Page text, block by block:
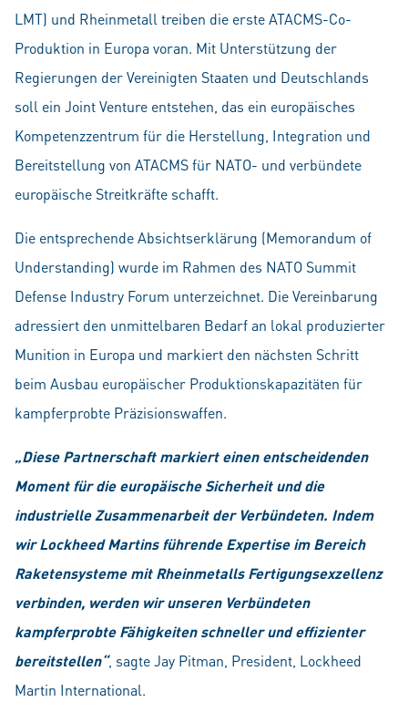
LMT) und Rheinmetall treiben die erste ATACMS-Co-
Produktion in Europa voran. Mit Unterstützung der
Regierungen der Vereinigten Staaten und Deutschlands
soll ein Joint Venture entstehen, das ein europäisches
Kompetenzzentrum für die Herstellung, Integration und
Bereitstellung von ATACMS für NATO- und verbündete
europäische Streitkräfte schafft.
Die entsprechende Absichtserklärung (Memorandum of
Understanding) wurde im Rahmen des NATO Summit
Defense Industry Forum unterzeichnet. Die Vereinbarung
adressiert den unmittelbaren Bedarf an lokal produzierter
Munition in Europa und markiert den nächsten Schritt
beim Ausbau europäischer Produktionskapazitäten für
kampferprobte Präzisionswaffen.
„Diese Partnerschaft markiert einen entscheidenden
Moment für die europäische Sicherheit und die
industrielle Zusammenarbeit der Verbündeten. Indem
wir Lockheed Martins führende Expertise im Bereich
Raketensysteme mit Rheinmetalls Fertigungsexzellenz
verbinden, werden wir unseren Verbündeten
kampferprobte Fähigkeiten schneller und effizienter
bereitstellen“, sagte Jay Pitman, President, Lockheed
Martin International.